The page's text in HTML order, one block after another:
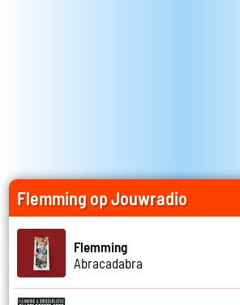
Flemming op Jouwradio
Flemming
Abracadabra